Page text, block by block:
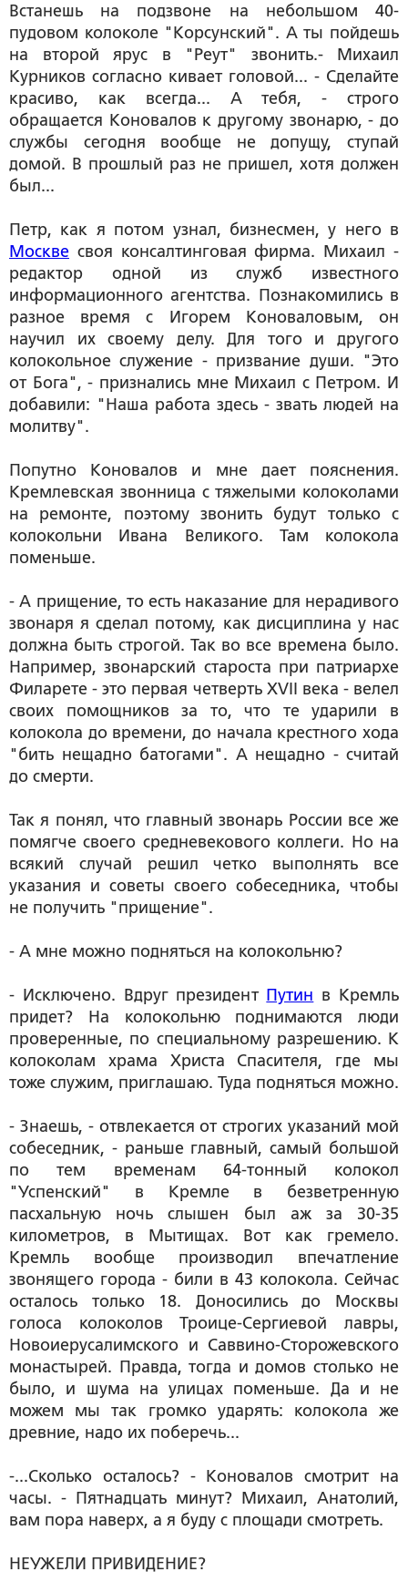
Встанешь на подзвоне на небольшом 40-
пудовом колоколе "Корсунский". А ты пойдешь
на второй ярус в "Реут" звонить.- Михаил
Курников согласно кивает головой... - Сделайте
красиво, как всегда... А тебя, - строго
обращается Коновалов к другому звонарю, - до
службы сегодня вообще не допущу, ступай
домой. В прошлый раз не пришел, хотя должен
был...
Петр, как я потом узнал, бизнесмен, у него в
Москве своя консалтинговая фирма. Михаил -
редактор одной из служб известного
информационного агентства. Познакомились в
разное время с Игорем Коноваловым, он
научил их своему делу. Для того и другого
колокольное служение - призвание души. "Это
от Бога", - признались мне Михаил с Петром. И
добавили: "Наша работа здесь - звать людей на
молитву".
Попутно Коновалов и мне дает пояснения.
Кремлевская звонница с тяжелыми колоколами
на ремонте, поэтому звонить будут только с
колокольни Ивана Великого. Там колокола
поменьше.
- А прищение, то есть наказание для нерадивого
звонаря я сделал потому, как дисциплина у нас
должна быть строгой. Так во все времена было.
Например, звонарский староста при патриархе
Филарете - это первая четверть XVII века - велел
своих помощников за то, что те ударили в
колокола до времени, до начала крестного хода
"бить нещадно батогами". А нещадно - считай
до смерти.
Так я понял, что главный звонарь России все же
помягче своего средневекового коллеги. Но на
всякий случай решил четко выполнять все
указания и советы своего собеседника, чтобы
не получить "прищение".
- А мне можно подняться на колокольню?
- Исключено. Вдруг президент Путин в Кремль
придет? На колокольню поднимаются люди
проверенные, по специальному разрешению. К
колоколам храма Христа Спасителя, где мы
тоже служим, приглашаю. Туда подняться можно.
- Знаешь, - отвлекается от строгих указаний мой
собеседник, - раньше главный, самый большой
по тем временам 64-тонный колокол
"Успенский" в Кремле в безветренную
пасхальную ночь слышен был аж за 30-35
километров, в Мытищах. Вот как гремело.
Кремль вообще производил впечатление
звонящего города - били в 43 колокола. Сейчас
осталось только 18. Доносились до Москвы
голоса колоколов Троице-Сергиевой лавры,
Новоиерусалимского и Саввино-Сторожевского
монастырей. Правда, тогда и домов столько не
было, и шума на улицах поменьше. Да и не
можем мы так громко ударять: колокола же
древние, надо их поберечь...
-...Сколько осталось? - Коновалов смотрит на
часы. - Пятнадцать минут? Михаил, Анатолий,
вам пора наверх, а я буду с площади смотреть.
НЕУЖЕЛИ ПРИВИДЕНИЕ?